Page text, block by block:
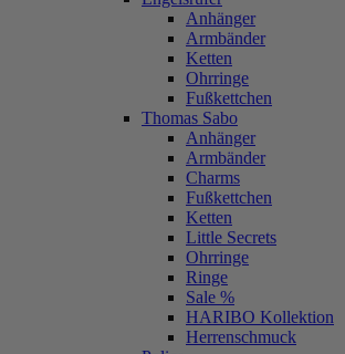
Anhänger
Armbänder
Ketten
Ohrringe
Fußkettchen
Thomas Sabo
Anhänger
Armbänder
Charms
Fußkettchen
Ketten
Little Secrets
Ohrringe
Ringe
Sale %
HARIBO Kollektion
Herrenschmuck